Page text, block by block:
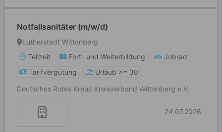
Notfallsanitäter (m/w/d)
Lutherstadt Wittenberg
Teilzeit
Fort- und Weiterbildung
Jobrad
Tarifvergütung
Urlaub >= 30
Deutsches Rotes Kreuz Kreisverband Wittenberg e.V.
24.07.2026